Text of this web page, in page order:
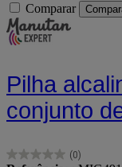
Comparar
Pilha
conjunto
(0)
0.0